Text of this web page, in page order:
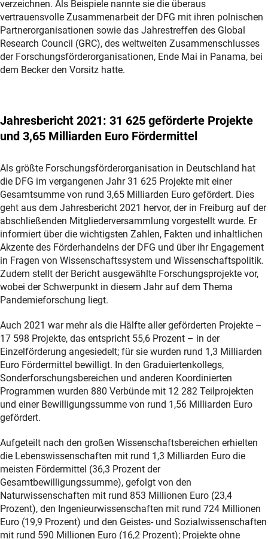
verzeichnen. Als Beispiele nannte sie die überaus
vertrauensvolle Zusammenarbeit der DFG mit ihren polnischen
Partnerorganisationen sowie das Jahrestreffen des Global
Research Council (GRC), des weltweiten Zusammenschlusses
der Forschungsförderorganisationen, Ende Mai in Panama, bei
dem Becker den Vorsitz hatte.
Jahresbericht 2021: 31 625 geförderte Projekte
und 3,65 Milliarden Euro Fördermittel
Als größte Forschungsförderorganisation in Deutschland hat
die DFG im vergangenen Jahr 31 625 Projekte mit einer
Gesamtsumme von rund 3,65 Milliarden Euro gefördert. Dies
geht aus dem Jahresbericht 2021 hervor, der in Freiburg auf der
abschließenden Mitgliederversammlung vorgestellt wurde. Er
informiert über die wichtigsten Zahlen, Fakten und inhaltlichen
Akzente des Förderhandelns der DFG und über ihr Engagement
in Fragen von Wissenschaftssystem und Wissenschaftspolitik.
Zudem stellt der Bericht ausgewählte Forschungsprojekte vor,
wobei der Schwerpunkt in diesem Jahr auf dem Thema
Pandemieforschung liegt.
Auch 2021 war mehr als die Hälfte aller geförderten Projekte –
17 598 Projekte, das entspricht 55,6 Prozent – in der
Einzelförderung angesiedelt; für sie wurden rund 1,3 Milliarden
Euro Fördermittel bewilligt. In den Graduiertenkollegs,
Sonderforschungsbereichen und anderen Koordinierten
Programmen wurden 880 Verbünde mit 12 282 Teilprojekten
und einer Bewilligungssumme von rund 1,56 Milliarden Euro
gefördert.
Aufgeteilt nach den großen Wissenschaftsbereichen erhielten
die Lebenswissenschaften mit rund 1,3 Milliarden Euro die
meisten Fördermittel (36,3 Prozent der
Gesamtbewilligungssumme), gefolgt von den
Naturwissenschaften mit rund 853 Millionen Euro (23,4
Prozent), den Ingenieurwissenschaften mit rund 724 Millionen
Euro (19,9 Prozent) und den Geistes- und Sozialwissenschaften
mit rund 590 Millionen Euro (16,2 Prozent); Projekte ohne